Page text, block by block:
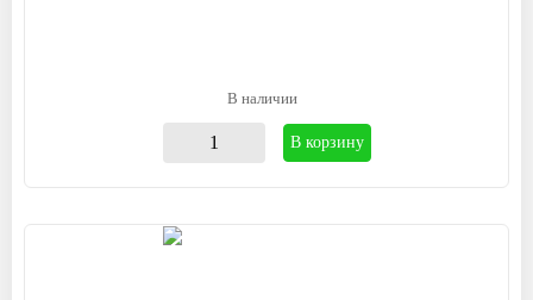
В наличии
В корзину